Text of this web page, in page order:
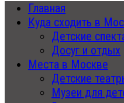
Главная
Куда сходить в
Детские
Досуг и отдых
Места в Москве
Детские
Музеи для